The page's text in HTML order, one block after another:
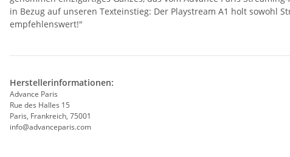
in Bezug auf unseren Texteinstieg: Der Playstream A1 holt sowohl
empfehlenswert!"
Herstellerinformationen:
Advance Paris
Rue des Halles 15
Paris, Frankreich, 75001
info@advanceparis.com